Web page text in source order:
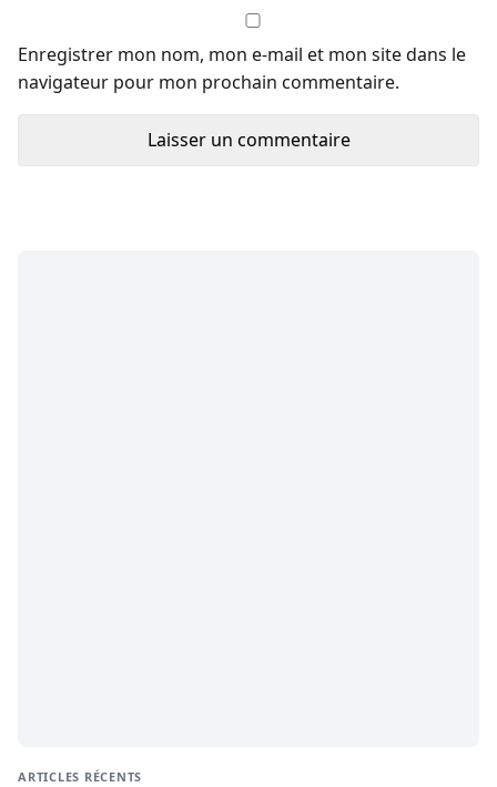
Enregistrer mon nom, mon e-mail et mon site dans le
navigateur pour mon prochain commentaire.
ARTICLES RÉCENTS